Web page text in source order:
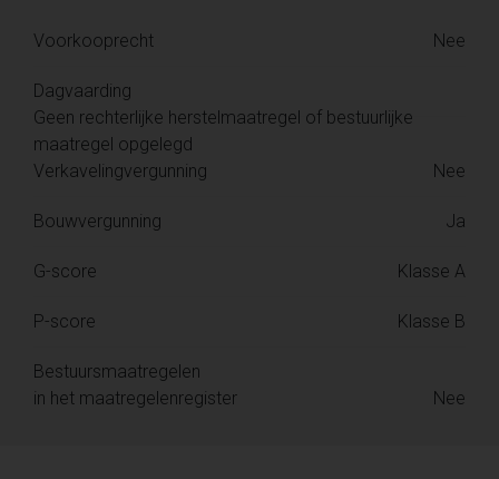
Voorkooprecht Nee
Dagvaarding
Geen rechterlijke herstelmaatregel of bestuurlijke
maatregel opgelegd
Verkavelingvergunning
Nee
Bouwvergunning Ja
G-score Klasse A
P-score Klasse B
Bestuursmaatregelen
in het maatregelenregister
Nee